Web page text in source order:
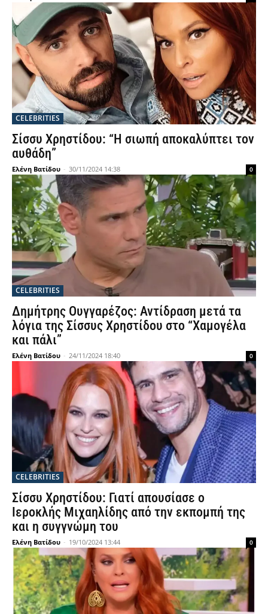
CELEBRITIES
Σίσσυ Χρηστίδου: “Η σιωπή αποκαλύπτει τον
αυθάδη”
Ελένη Βατίδου - 30/11/2024 14:38 0
CELEBRITIES
Δημήτρης Ουγγαρέζος: Αντίδραση μετά τα
λόγια της Σίσσυς Χρηστίδου στο “Χαμογέλα
και πάλι”
Ελένη Βατίδου - 24/11/2024 18:40 0
CELEBRITIES
Σίσσυ Χρηστίδου: Γιατί απουσίασε ο
Ιεροκλής Μιχαηλίδης από την εκπομπή της
και η συγγνώμη του
Ελένη Βατίδου - 19/10/2024 13:44 0